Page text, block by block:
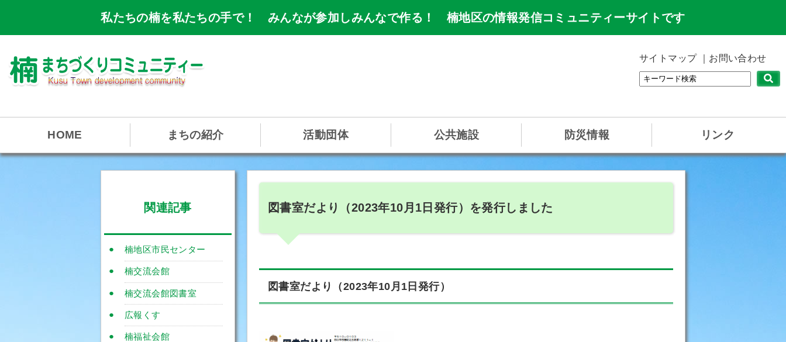
私たちの楠を私たちの手で！ みんなが参加しみんなで作る！ 楠地区の情報発信コミュニティーサイトです
サイトマップ お問い合わせ
HOME まちの紹介 活動団体 公共施設 防災情報 リンク
図書室だより（2023年10月1日発行）を発行しました
図書室だより（2023年10月1日発行）
関連記事
楠地区市民センター
楠交流会館
楠交流会館図書室
広報くす
楠福祉会館